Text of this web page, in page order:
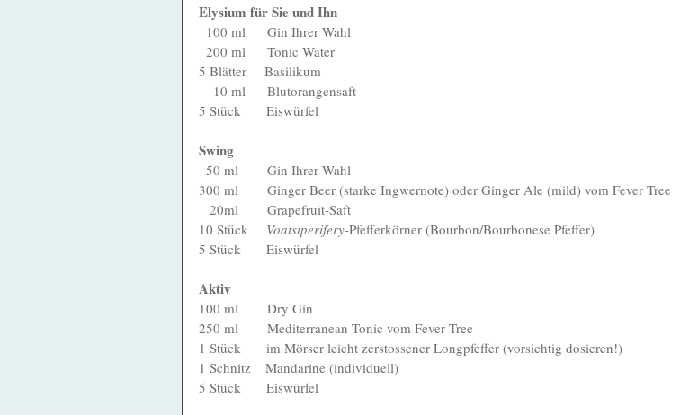
Elysium für Sie und Ihn
  100 ml      Gin Ihrer Wahl
  200 ml      Tonic Water
5 Blätter     Basilikum
    10 ml      Blutorangensaft
5 Stück       Eiswürfel
Swing
  50 ml        Gin Ihrer Wahl
300 ml        Ginger Beer (starke Ingwernote) oder Ginger Ale (mild) vom Fever Tree
   20ml        Grapefruit-Saft
10 Stück Voatsiperifery-Pfefferkörner (Bourbon/Bourbonese Pfeffer)
5 Stück       Eiswürfel
Aktiv
100 ml        Dry Gin
250 ml        Mediterranean Tonic vom Fever Tree
1 Stück       im Mörser leicht zerstossener Longpfeffer (vorsichtig dosieren!)
1 Schnitz    Mandarine (individuell)
5 Stück       Eiswürfel